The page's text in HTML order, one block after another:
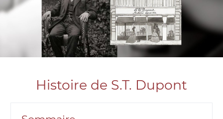
Histoire de S.T. Dupont